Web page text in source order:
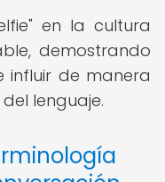
en la cultura
demostrando
de manera
lenguaje.